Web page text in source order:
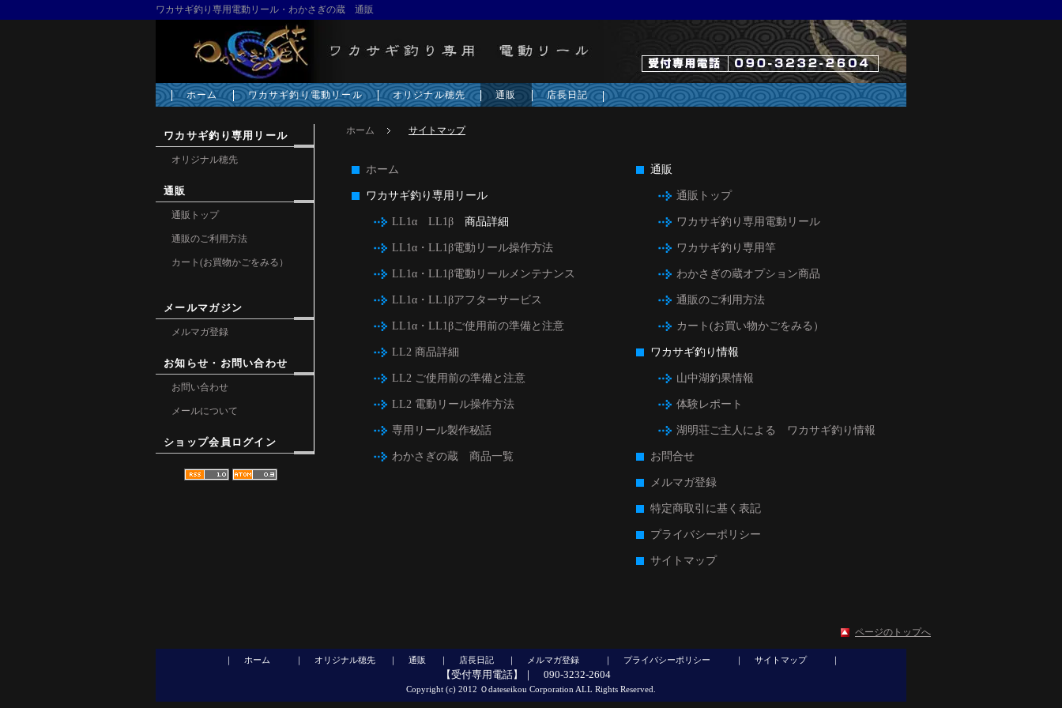
ワカサギ釣り専用電動リール・わかさぎの蔵 通販
ホーム ワカサギ釣り電動リール オリジナル穂先 通販 店長日記
ワカサギ釣り専用リール
オリジナル穂先
通販
通販トップ
通販のご利用方法
カート(お買物かごをみる）
メールマガジン
メルマガ登録
お知らせ・お問い合わせ
お問い合わせ
メールについて
ショップ会員ログイン
ホーム サイトマップ
ホーム
ワカサギ釣り専用リール
LL1α LL1β 商品詳細
LL1α・LL1β電動リール操作方法
LL1α・LL1β電動リールメンテナンス
LL1α・LL1βアフターサービス
LL1α・LL1βご使用前の準備と注意
LL2 商品詳細
LL2 ご使用前の準備と注意
LL2 電動リール操作方法
専用リール製作秘話
わかさぎの蔵 商品一覧
通販
通販トップ
ワカサギ釣り専用電動リール
ワカサギ釣り専用竿
わかさぎの蔵オプション商品
通販のご利用方法
カート(お買い物かごをみる）
ワカサギ釣り情報
山中湖釣果情報
体験レポート
湖明荘ご主人による ワカサギ釣り情報
お問合せ
メルマガ登録
特定商取引に基く表記
プライバシーポリシー
サイトマップ
ページのトップへ
ホーム オリジナル穂先 通販 店長日記 メルマガ登録 プライバシーポリシー サイトマップ
【受付専用電話】｜ 090-3232-2604
Copyright (c) 2012 Ｏdateseikou Corporation ALL Rights Reserved.